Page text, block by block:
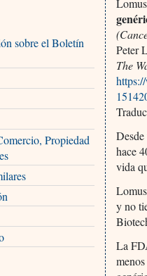
sobre el Boletín
Propiedad
Peter
The
hace
vida
y no
La